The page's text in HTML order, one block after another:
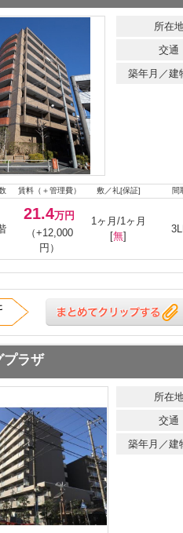
所在
交通
築年月／建
賃料（＋管理費） 敷／礼[保証] 間
21.4万円
（+12,000
円）
1ヶ月/1ヶ月
[無]
プラザ
所在
交通
築年月／建